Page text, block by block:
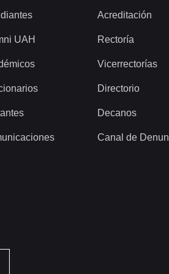
UAH
Acreditación
Rectoría
Vicerrectorías
Directorio
Decanos
Canal de